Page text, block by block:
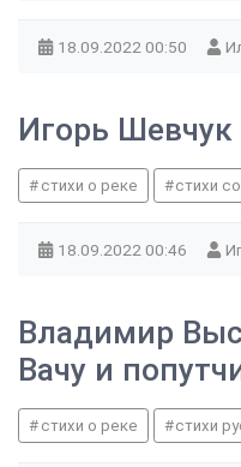
18.09.2022 00:50
Игорь Шевчук
стихи о реке стихи
18.09.2022 00:46
Владимир
Вачу и
стихи о реке стихи